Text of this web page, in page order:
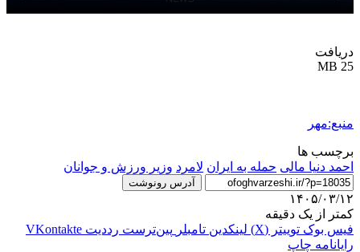
دریافت
25 MB
منبع:مهر
برچسب ها
احمد دنیا مالی حمله به ایران لامرد وزیر ورزش و جوانان
آدرس رونوشت
۱۴۰۵/۰۳/۱۲
کمتر از یک دقیقه
فیس بوک توییتر (X) لینکدین ‫تامبلر ‫پین‌ترست ‫رددیت ‫VKontakte
رایانامه چاپ